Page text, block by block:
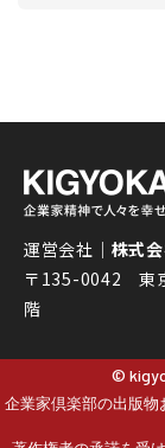
運営会社｜ 株式
〒135-0042 東
階
©
企業家倶楽部の出版物